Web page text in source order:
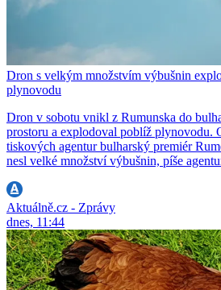
Dron s velkým množstvím výbušnin
plynovodu
Dron v sobotu vnikl z Rumunska do
prostoru a explodoval poblíž plynovodu.
tiskových agentur bulharský premiér
nesl velké množství výbušnin, píše
Aktuálně.cz - Zprávy
dnes, 11:44